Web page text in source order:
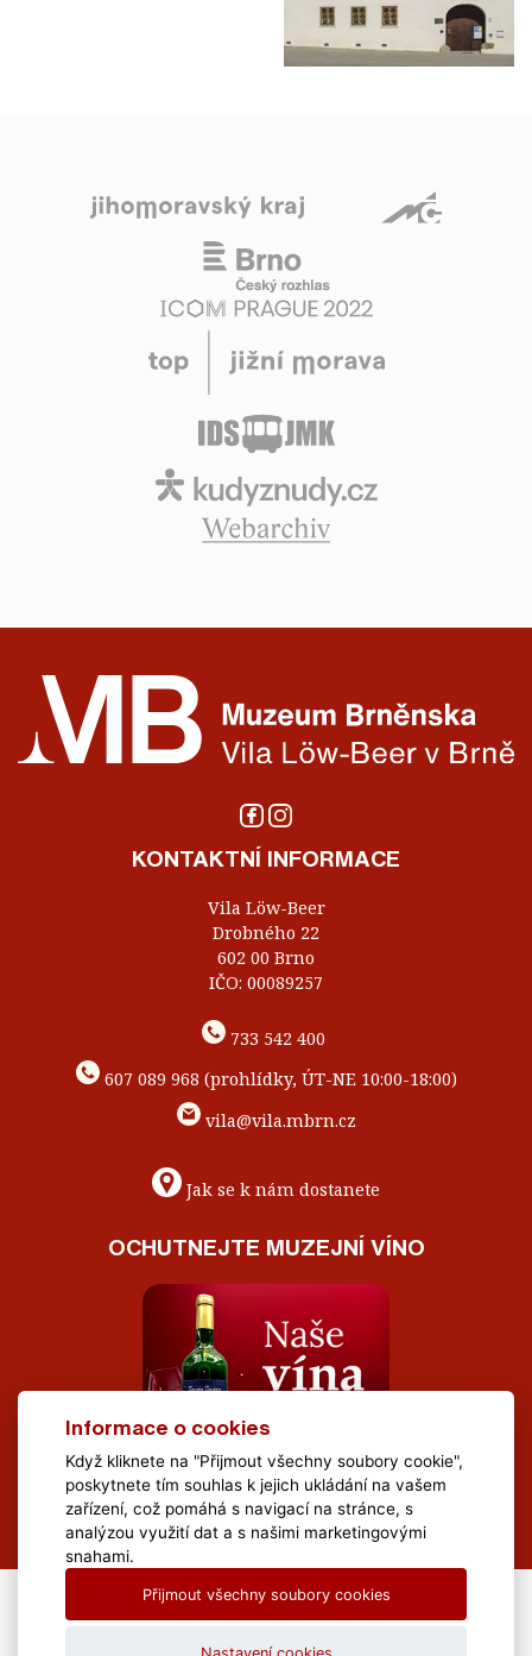
KONTAKTNÍ INFORMACE
Vila Löw-Beer
Drobného 22
602 00 Brno
IČO: 00089257
733 542 400
607 089 968 (prohlídky, ÚT-NE 10:00-18:00)
vila@vila.mbrn.cz
Jak se k nám dostanete
OCHUTNEJTE MUZEJNÍ VÍNO
All Rights Reserved Muzeum Brněnska © 2020, Webdesign by
Informace o cookies
Když kliknete na "Přijmout všechny soubory cookie",
poskytnete tím souhlas k jejich ukládání na vašem
zařízení, což pomáhá s navigací na stránce, s
analýzou využití dat a s našimi marketingovými
snahami.
Přijmout všechny soubory cookies